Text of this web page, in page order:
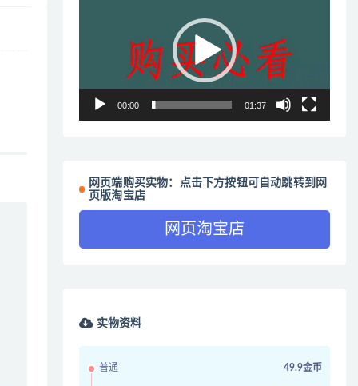
00:00 01:37
网页端购买实物：点击下方按钮可自动跳转到网
页版淘宝店
网页淘宝店
实物资料
普通 49.9金币